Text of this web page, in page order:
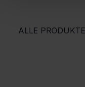
ALLE PRODUKTE